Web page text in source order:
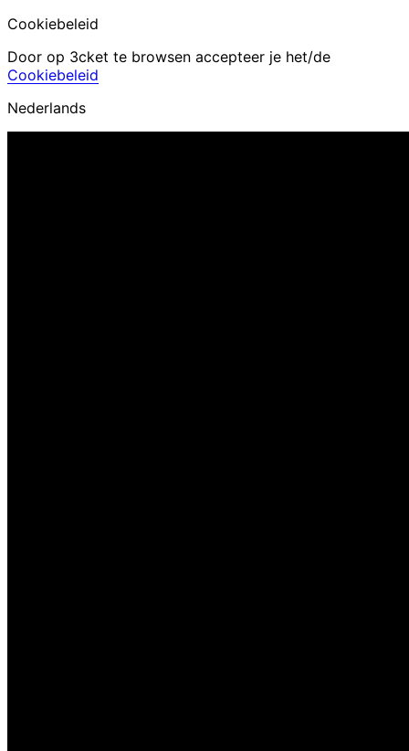
Cookiebeleid
Door op 3cket te browsen accepteer je het/de
Cookiebeleid
Nederlands